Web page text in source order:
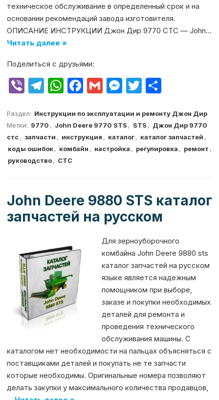
техническое обслуживание в определенный срок и на
основании рекомендаций завода изготовителя.
ОПИСАНИЕ ИНСТРУКЦИИ Джон Дир 9770 СТС — John…
Читать далее »
Поделиться с друзьями:
V
er
T
e
g
ra
m
W
at
s
A
p
F
c
e
b
k
G
ai
l
M
s
s
e
er
T
it
te
r
п
р
а
т
ь
Раздел: Инструкции по эксплуатации и ремонту Джон Дир
Метки: 9770 , John Deere 9770 STS , STS , Джон Дир 9770
стс, запчасти , инструкция , каталог, каталог запчастей ,
коды ошибок, комбайн , настройка , регулировка , ремонт ,
руководство, СТС
John Deere 9880 STS каталог
запчастей на русском
Для зерноуборочного
комбайна John Deere 9880 sts
каталог запчастей на русском
языке является надежным
помощником при выборе,
заказе и покупки необходимых
деталей для ремонта и
проведения технического
обслуживания машины. С
каталогом нет необходимости на пальцах объясняться с
поставщиками деталей и покупать не те запчасти
которые необходимы. Оригинальные номера позволяют
делать закупки у максимального количества продавцов,